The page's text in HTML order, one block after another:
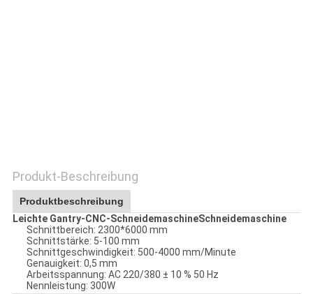
Produkt-Beschreibung
Produktbeschreibung
Leichte Gantry-CNC-SchneidemaschineSchneidemaschine
Schnittbereich: 2300*6000 mm
Schnittstärke: 5-100 mm
Schnittgeschwindigkeit: 500-4000 mm/Minute
Genauigkeit: 0,5 mm
Arbeitsspannung: AC 220/380 ± 10 % 50 Hz
Nennleistung: 300W